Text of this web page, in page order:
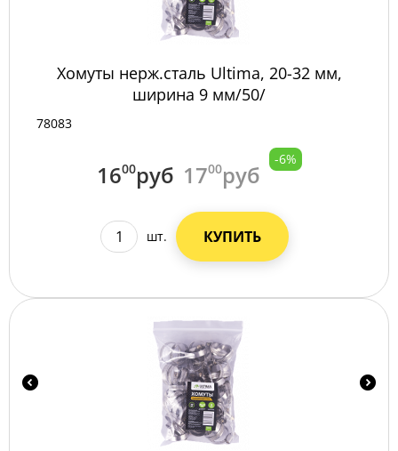
Хомуты нерж.сталь Ultima, 20-32 мм,
ширина 9 мм/50/
78083
1600руб 1700руб
-6%
шт. КУПИТЬ